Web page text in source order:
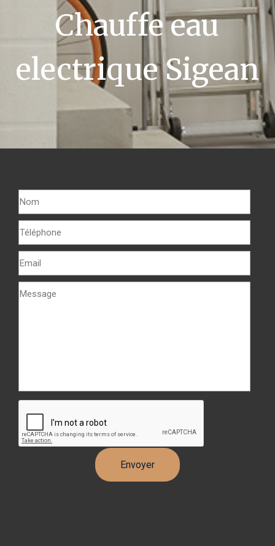
Chauffe eau
electrique Sigean